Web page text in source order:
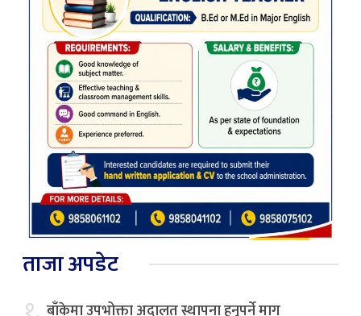
ताजा अपडेट
बाँकेमा उपभोक्ता अदालत स्थापना हुनुपर्ने माग